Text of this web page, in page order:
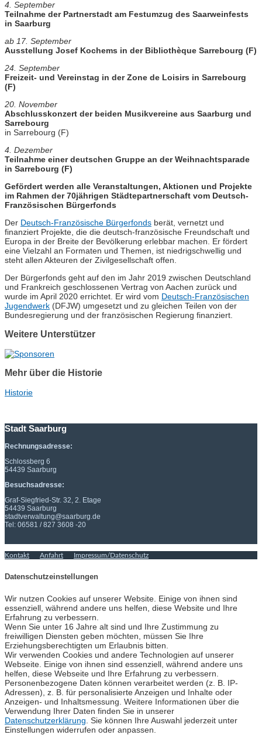
4. September
Teilnahme der Partnerstadt am Festumzug des Saarweinfests
in Saarburg
ab 17. September
Ausstellung Josef Kochems in der Bibliothèque Sarrebourg (F)
24. September
Freizeit- und Vereinstag in der Zone de Loisirs in Sarrebourg
(F)
20. November
Abschlusskonzert der beiden Musikvereine aus Saarburg und
Sarrebourg
in Sarrebourg (F)
4. Dezember
Teilnahme einer deutschen Gruppe an der Weihnachtsparade
in Sarrebourg (F)
Gefördert werden alle Veranstaltungen, Aktionen und Projekte
im Rahmen der 70jährigen Städtepartnerschaft vom Deutsch-
Französischen Bürgerfonds
Der Deutsch-Französische Bürgerfonds berät, vernetzt und
finanziert Projekte, die die deutsch-französische Freundschaft und
Europa in der Breite der Bevölkerung erlebbar machen. Er fördert
eine Vielzahl an Formaten und Themen, ist niedrigschwellig und
steht allen Akteuren der Zivilgesellschaft offen.
Der Bürgerfonds geht auf den im Jahr 2019 zwischen Deutschland
und Frankreich geschlossenen Vertrag von Aachen zurück und
wurde im April 2020 errichtet. Er wird vom Deutsch-Französischen
Jugendwerk (DFJW) umgesetzt und zu gleichen Teilen von der
Bundesregierung und der französischen Regierung finanziert.
Weitere Unterstützer
Mehr über die Historie
Historie
Stadt Saarburg
Rechnungsadresse:
Schlossberg 6
54439 Saarburg
Besuchsadresse:
Graf-Siegfried-Str. 32, 2. Etage
54439 Saarburg
stadtverwaltung@saarburg.de
Tel: 06581 / 827 3608 -20
Kontakt Anfahrt Impressum/Datenschutz
Datenschutzeinstellungen
Wir nutzen Cookies auf unserer Website. Einige von ihnen sind
essenziell, während andere uns helfen, diese Website und Ihre
Erfahrung zu verbessern.
Wenn Sie unter 16 Jahre alt sind und Ihre Zustimmung zu
freiwilligen Diensten geben möchten, müssen Sie Ihre
Erziehungsberechtigten um Erlaubnis bitten.
Wir verwenden Cookies und andere Technologien auf unserer
Webseite. Einige von ihnen sind essenziell, während andere uns
helfen, diese Webseite und Ihre Erfahrung zu verbessern.
Personenbezogene Daten können verarbeitet werden (z. B. IP-
Adressen), z. B. für personalisierte Anzeigen und Inhalte oder
Anzeigen- und Inhaltsmessung. Weitere Informationen über die
Verwendung Ihrer Daten finden Sie in unserer
Datenschutzerklärung . Sie können Ihre Auswahl jederzeit unter
Einstellungen widerrufen oder anpassen.